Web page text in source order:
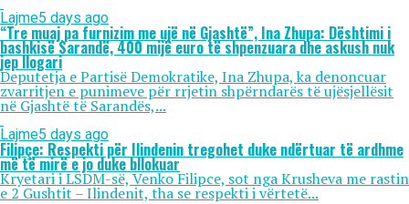
Lajme5 days ago
“Tre muaj pa furnizim me ujë në Gjashtë”, Ina Zhupa: Dështimi i
bashkisë Sarandë, 400 mijë euro të shpenzuara dhe askush nuk
jep llogari
Deputetja e Partisë Demokratike, Ina Zhupa, ka denoncuar
zvarritjen e punimeve për rrjetin shpërndarës të ujësjellësit
në Gjashtë të Sarandës,...
Lajme5 days ago
Filipçe: Respekti për Ilindenin tregohet duke ndërtuar të ardhme
më të mirë e jo duke bllokuar
Kryetari i LSDM-së, Venko Filipce, sot nga Krusheva me rastin
e 2 Gushtit – Ilindenit, tha se respekti i vërtetë...